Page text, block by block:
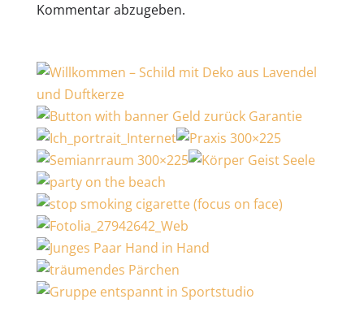
Kommentar abzugeben.